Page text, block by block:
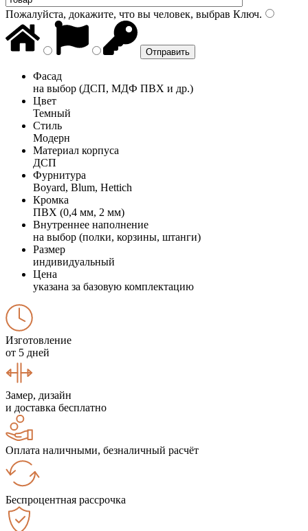
Пожалуйста, докажите, что вы человек, выбрав Ключ.
Фасад
на выбор (ДСП, МДФ ПВХ и др.)
Цвет
Темный
Стиль
Модерн
Материал корпуса
ДСП
Фурнитура
Boyard, Blum, Hettich
Кромка
ПВХ (0,4 мм, 2 мм)
Внутреннее наполнение
на выбор (полки, корзины, штанги)
Размер
индивидуальный
Цена
указана за базовую комплектацию
Изготовление
от 5 дней
Замер, дизайн
и доставка бесплатно
Оплата наличными, безналичный расчёт
Беспроцентная рассрочка